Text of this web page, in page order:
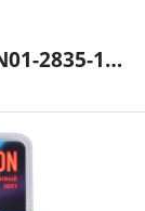
красн Uniel UL-00009087